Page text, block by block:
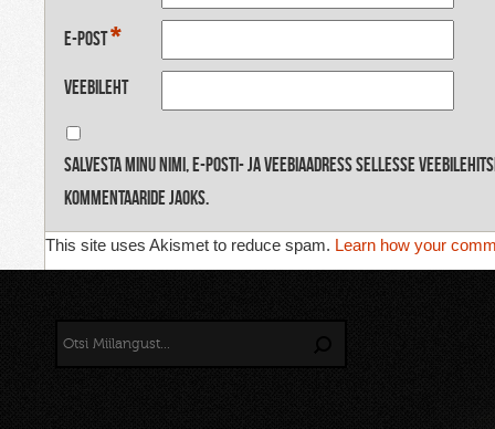
E-post*
Veebileht
Salvesta minu nimi, e-posti- ja veebiaadress sellesse
kommentaaride jaoks.
This site uses Akismet to reduce spam. Learn how your